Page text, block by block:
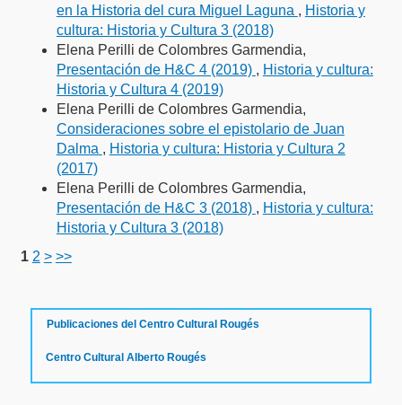
en la Historia del cura Miguel Laguna , Historia y
cultura: Historia y Cultura 3 (2018)
Elena Perilli de Colombres Garmendia,
Presentación de H&C 4 (2019) , Historia y cultura:
Historia y Cultura 4 (2019)
Elena Perilli de Colombres Garmendia,
Consideraciones sobre el epistolario de Juan
Dalma , Historia y cultura: Historia y Cultura 2
(2017)
Elena Perilli de Colombres Garmendia,
Presentación de H&C 3 (2018) , Historia y cultura:
Historia y Cultura 3 (2018)
1 2 > >>
Publicaciones del Centro Cultural Rougés
Centro Cultural Alberto Rougés